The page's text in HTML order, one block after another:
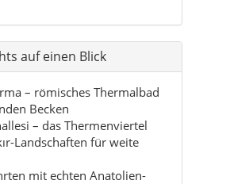
– römisches Thermalbad
Becken
– das Thermenviertel
Landschaften für weite
mit echten Anatolien-
Reisetipps